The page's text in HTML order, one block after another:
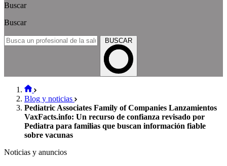
Buscar
Buscar
BUSCAR
Blog y noticias
Pediatric Associates Family of Companies Lanzamientos
VaxFacts.info: Un recurso de confianza revisado por
Pediatra para familias que buscan información fiable
sobre vacunas
Noticias y anuncios